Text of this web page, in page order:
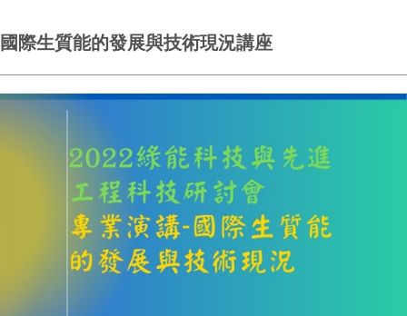
國際生質能的發展與技術現況講座